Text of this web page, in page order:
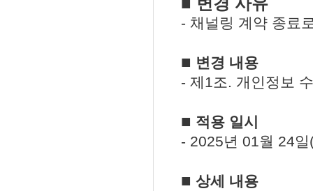
- 채널링 계약 종료
■ 변경 내용
- 제1조. 개인정보
■ 적용 일시
- 2025년 01월 24일
■ 상세 내용